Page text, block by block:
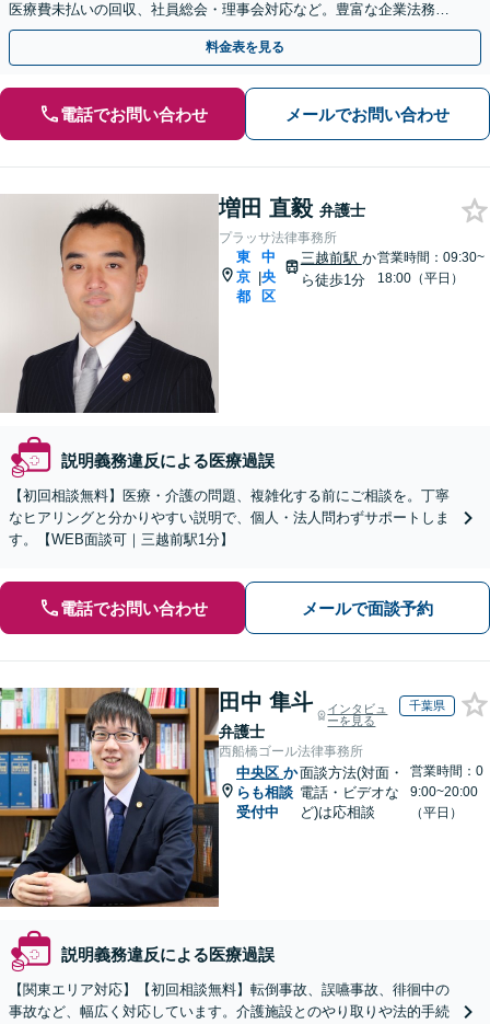
医療費未払いの回収、社員総会・理事会対応など。豊富な企業法務の
経験を活かし、安定した病院経営を法的側面よりサポート。
料金表を見る
電話でお問い合わせ メールでお問い合わせ
増田 直毅 弁護士
プラッサ法律事務所
東
京
都
|
中
央
区
三越前駅 か
ら徒歩1分
営業時間：09:30~
18:00（平日）
説明義務違反による医療過誤
【初回相談無料】医療・介護の問題、複雑化する前にご相談を。丁寧
なヒアリングと分かりやすい説明で、個人・法人問わずサポートしま
す。【WEB面談可｜三越前駅1分】
電話でお問い合わせ メールで面談予約
田中 隼斗
弁護士
インタビュ
ーを見る
千葉県
西船橋ゴール法律事務所
中央区 か
らも相談
受付中
面談方法(対面・
電話・ビデオな
ど)は応相談
営業時間：0
9:00~20:00
（平日）
説明義務違反による医療過誤
【関東エリア対応】【初回相談無料】転倒事故、誤嚥事故、徘徊中の
事故など、幅広く対応しています。介護施設とのやり取りや法的手続